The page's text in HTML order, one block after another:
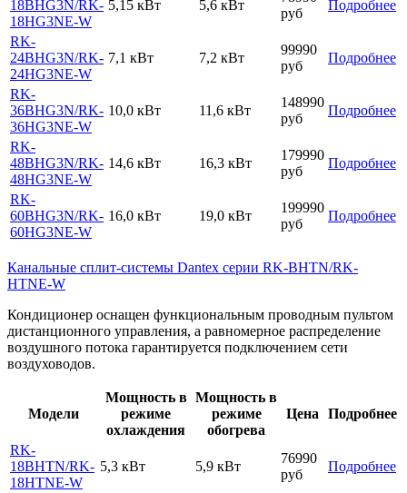
18BHG3N/RK-
18HG3NE-W
5,15 кВт 5,6 кВт
руб
Подробнее
RK-
24BHG3N/RK-
24HG3NE-W
7,1 кВт 7,2 кВт
99990
руб
Подробнее
RK-
36BHG3N/RK-
36HG3NE-W
10,0 кВт 11,6 кВт
148990
руб
Подробнее
RK-
48BHG3N/RK-
48HG3NE-W
14,6 кВт 16,3 кВт
179990
руб
Подробнее
RK-
60BHG3N/RK-
60HG3NE-W
16,0 кВт 19,0 кВт
199990
руб
Подробнее
Канальные сплит-системы Dantex серии RK-BHTN/RK-
HTNE-W
Кондиционер оснащен функциональным проводным пультом
дистанционного управления, а равномерное распределение
воздушного потока гарантируется подключением сети
воздуховодов.
Модели
Мощность в
режиме
охлаждения
Мощность в
режиме
обогрева
Цена Подробнее
RK-
18BHTN/RK-
18HTNE-W
5,3 кВт 5,9 кВт
76990
руб
Подробнее